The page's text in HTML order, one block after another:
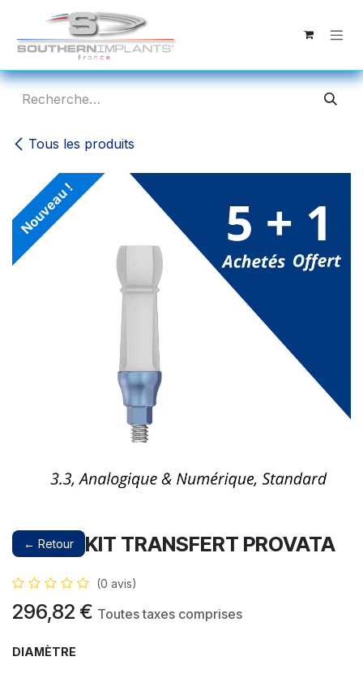
Se rendre au contenu
Tous les produits
Nouveau !
← Retour KIT TRANSFERT PROVATA
(0 avis)
296,82 € Toutes taxes comprises
DIAMÈTRE